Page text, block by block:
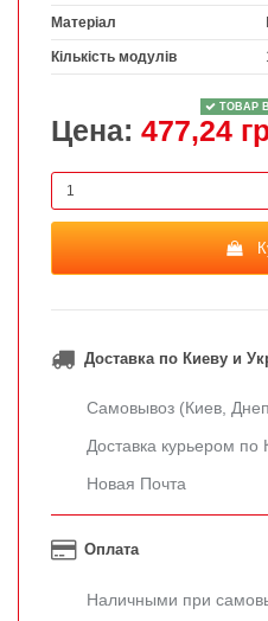
Матеріал
Кількість модулів
ТОВАР
Цена: 477,24
Доставка по Киеву и
Самовывоз (Киев,
Доставка курьером по
Новая Почта
Оплата
Наличными при